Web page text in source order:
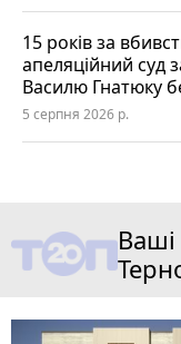
15 років за
апеляційний суд
Василю Гнатюку
5 серпня 2026 р.
Ваші